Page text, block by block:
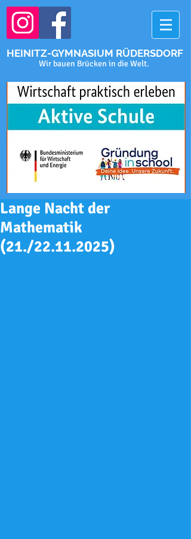
HEINITZ-GYMNASIUM RÜDERSDORF
Wir bauen Brücken in die Welt.
Lange Nacht der
Mathematik
(21./22.11.2025)